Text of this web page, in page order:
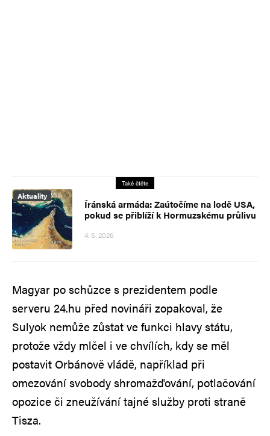
Také čtěte
Aktuality
Íránská armáda: Zaútočíme na lodě USA,
pokud se přiblíží k Hormuzskému průlivu
4. 5. 2026
Magyar po schůzce s prezidentem podle
serveru 24.hu před novináři zopakoval, že
Sulyok nemůže zůstat ve funkci hlavy státu,
protože vždy mlčel i ve chvílích, kdy se měl
postavit Orbánově vládě, například při
omezování svobody shromažďování, potlačování
opozice či zneužívání tajné služby proti straně
Tisza.